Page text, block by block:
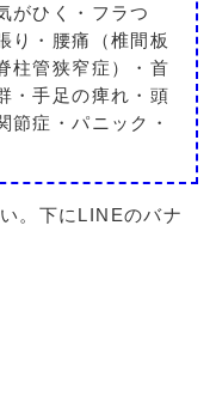
がひく・フラつ
り・腰痛（椎間板
柱管狭窄症）・首
・手足の痺れ・頭
節症・パニック・
。下にLINEのバナ